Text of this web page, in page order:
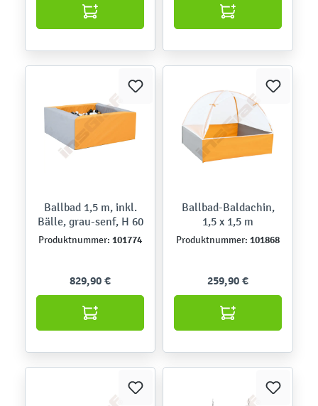
Ballbad 1,5 m, inkl.
Bälle, grau-senf, H 60
Produktnummer: 101774
829,90 €
Ballbad-Baldachin,
1,5 x 1,5 m
Produktnummer: 101868
259,90 €